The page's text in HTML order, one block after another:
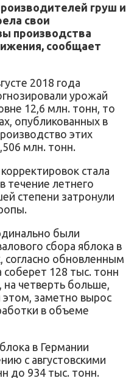
груш и
свои
производства
сообщает
2018 года
урожай
12,6 млн. тонн, то
опубликованных в
этих
млн. тонн.
стала
течение летнего
степени затронули
были
сбора яблока в
согласно обновленным
соберет 128 тыс. тонн
четверть больше,
этом, заметно вырос
в объеме
в Германии
с августовскими
до 934 тыс. тонн.